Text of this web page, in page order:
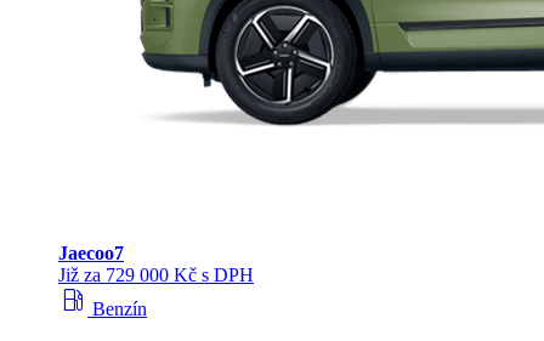
Jaecoo7
Již za 729 000 Kč s DPH
local_gas_station Benzín